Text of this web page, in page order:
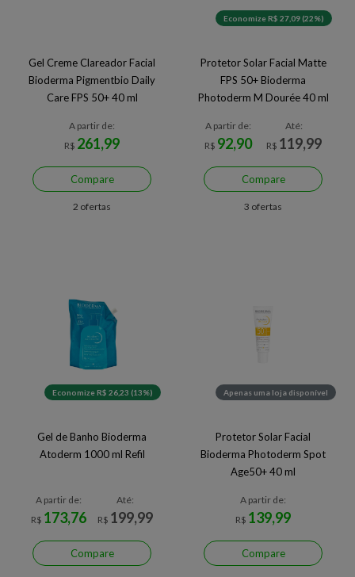
Gel Creme Clareador Facial
Bioderma Pigmentbio Daily
Care FPS 50+ 40 ml
A partir de:
R$ 261,99
Compare
2 ofertas
Economize R$ 27,09 (22%)
Protetor Solar Facial Matte
FPS 50+ Bioderma
Photoderm M Dourée 40 ml
A partir de:
R$ 92,90
Até:
R$ 119,99
Compare
3 ofertas
Economize R$ 26,23 (13%)
Gel de Banho Bioderma
Atoderm 1000 ml Refil
A partir de:
R$ 173,76
Até:
R$ 199,99
Compare
Apenas uma loja disponível
Protetor Solar Facial
Bioderma Photoderm Spot
Age50+ 40 ml
A partir de:
R$ 139,99
Compare